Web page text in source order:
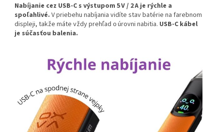
Nabíjanie cez USB-C s výstupom 5 V / 2 A je rýchle a
spoľahlivé. V priebehu nabíjania vidíte stav batérie na farebnom
displeji, takže máte vždy prehľad o úrovni nabitia. USB-C kábel
je súčasťou balenia.